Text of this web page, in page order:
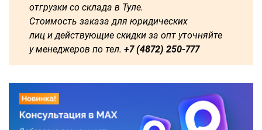
отгрузки со склада в Туле.
Стоимость заказа для юридических
лиц и действующие скидки за опт уточняйте
у менеджеров по тел. +7 (4872) 250-777